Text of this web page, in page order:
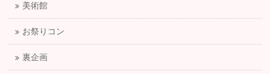
美術館
お祭りコン
裏企画